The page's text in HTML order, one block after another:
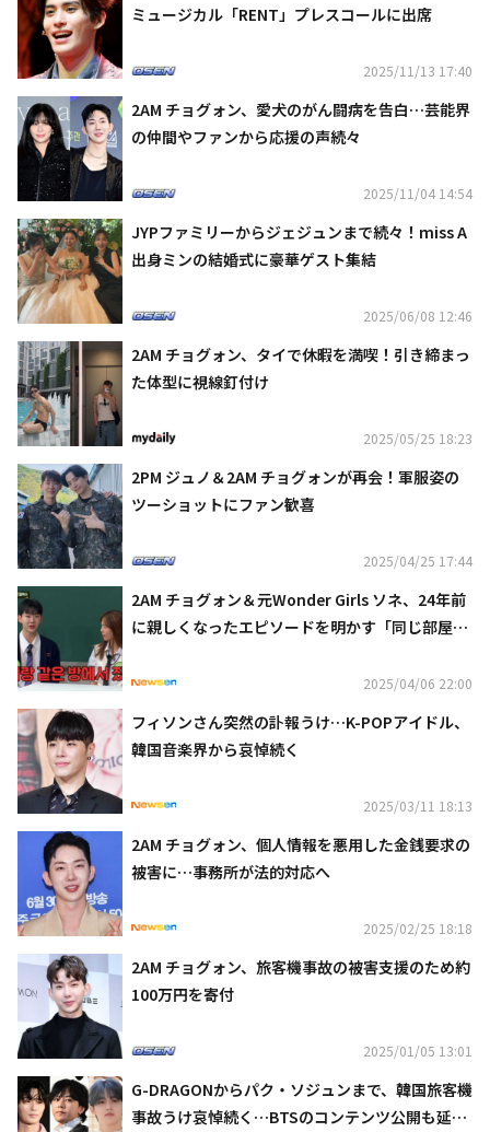
ミュージカル「RENT」プレスコールに出席
2025/11/13 17:40
2AM チョグォン、愛犬のがん闘病を告白…芸能界
の仲間やファンから応援の声続々
2025/11/04 14:54
JYPファミリーからジェジュンまで続々！miss A
出身ミンの結婚式に豪華ゲスト集結
2025/06/08 12:46
2AM チョグォン、タイで休暇を満喫！引き締まっ
た体型に視線釘付け
2025/05/25 18:23
2PM ジュノ＆2AM チョグォンが再会！軍服姿の
ツーショットにファン歓喜
2025/04/25 17:44
2AM チョグォン＆元Wonder Girls ソネ、24年前
に親しくなったエピソードを明かす「同じ部屋で
2025/04/06 22:00
フィソンさん突然の訃報うけ…K-POPアイドル、
韓国音楽界から哀悼続く
2025/03/11 18:13
2AM チョグォン、個人情報を悪用した金銭要求の
被害に…事務所が法的対応へ
2025/02/25 18:18
2AM チョグォン、旅客機事故の被害支援のため約
100万円を寄付
2025/01/05 13:01
G-DRAGONからパク・ソジュンまで、韓国旅客機
事故うけ哀悼続く…BTSのコンテンツ公開も延期